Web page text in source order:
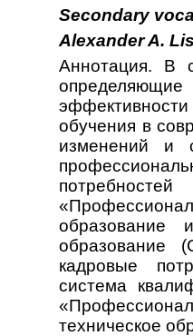
Secondary
Alexander A.
Аннотация. В
обучения в
изменений и
образование
образование
кадровые
система
техническое